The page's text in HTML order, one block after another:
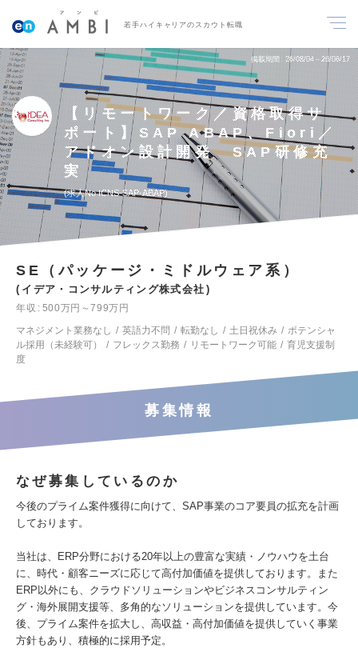
若手ハイキャリアのスカウト転職
掲載期間 26/08/04～26/08/17
【リモートワーク／資格取得サ
ポート】SAP ABAP、Fiori／
アドオン設計開発 SAP研修充
実
求人No.ICNS-SAP-ABAP
SE（パッケージ・ミドルウェア系）
イデア・コンサルティング株式会社
年収
500万円～799万円
マネジメント業務なし
英語力不問 転勤なし 土日祝休み
ポテンシャ
ル採用（未経験可）
フレックス勤務 リモートワーク可能
育児支援制
度
募集情報
なぜ募集しているのか
今後のプライム案件獲得に向けて、SAP事業のコア要員の拡充を計画
しております。
当社は、ERP分野における20年以上の豊富な実績・ノウハウを土台
に、時代・顧客ニーズに応じて高付加価値を提供しております。また
ERP以外にも、クラウドソリューションやビジネスコンサルティン
グ・海外展開支援等、多角的なソリューションを提供しています。今
後、プライム案件を拡大し、高収益・高付加価値を提供していく事業
方針もあり、積極的に採用予定。